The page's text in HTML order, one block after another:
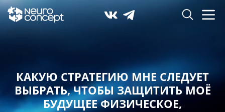
КАКУЮ СТРАТЕГИЮ МНЕ СЛЕДУЕТ
ВЫБРАТЬ,ЧТОБЫ ЗАЩИТИТЬ МОЁ
БУДУЩЕЕ ФИЗИЧЕСКОЕ,